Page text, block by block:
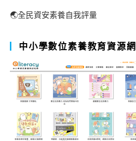
🌏全民資安素養自我評量
中小學數位素養教育資源網